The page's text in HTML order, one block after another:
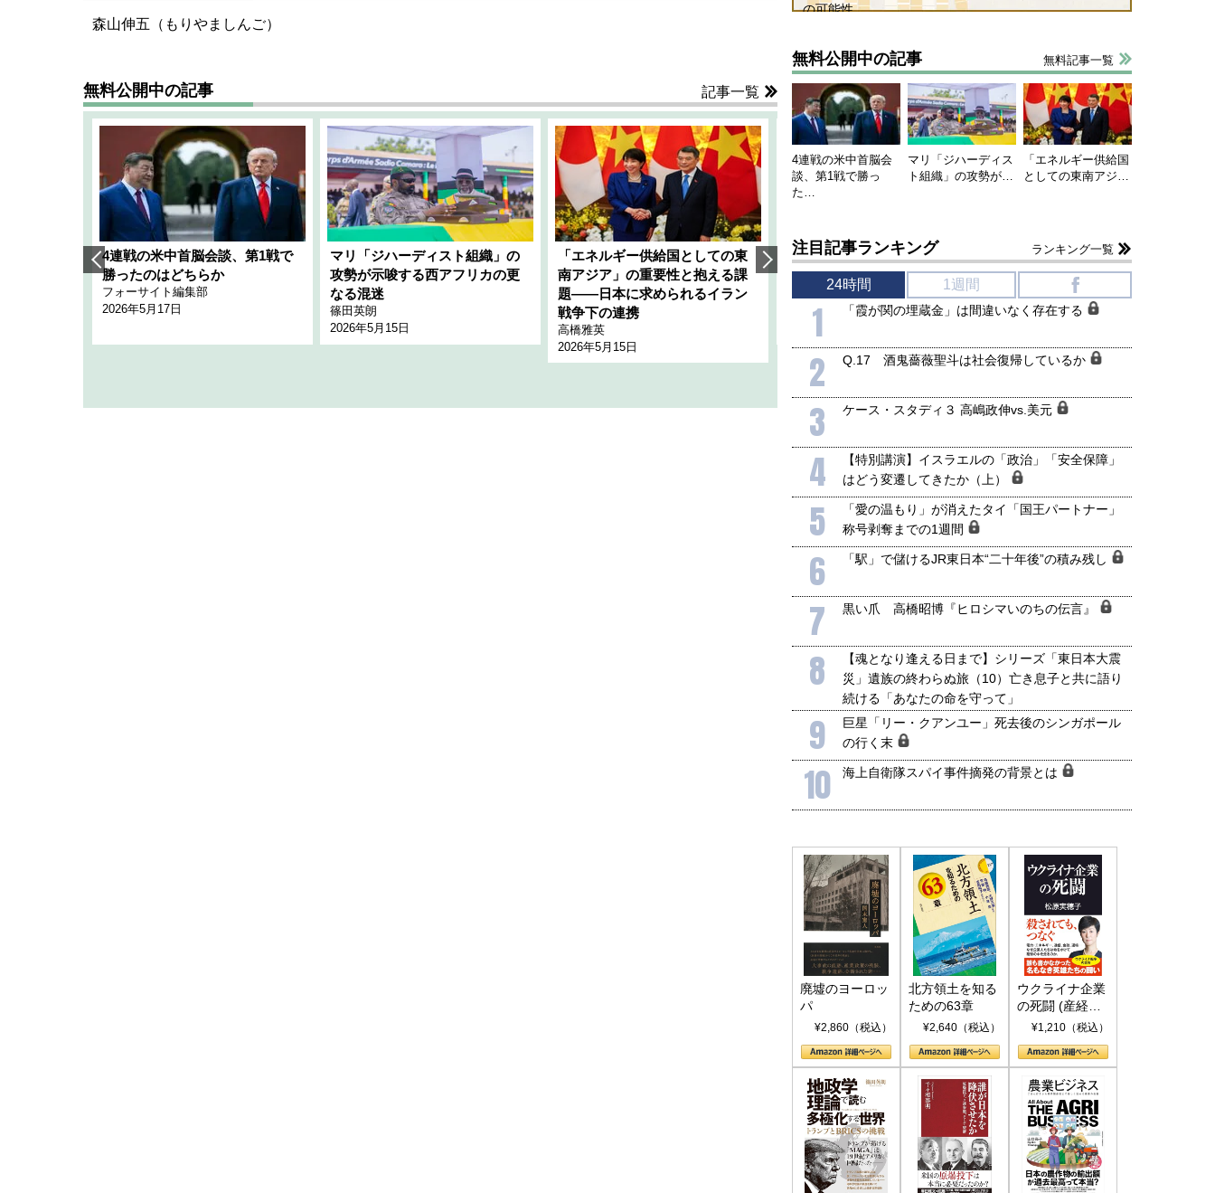
森山伸五（もりやましんご）
無料公開中の記事 記事一覧
4連戦の米中首脳会談、第1戦で
勝ったのはどちらか
フォーサイト編集部
2026年5月17日
マリ「ジハーディスト組織」の
攻勢が示唆する西アフリカの更
なる混迷
篠田英朗
2026年5月15日
「エネルギー供給国としての東
南アジア」の重要性と抱える課
題――日本に求められるイラン
戦争下の連携
高橋雅英
2026年5月15日
韓国にも理解してほしい「極東
1905年体制」における日米韓安
全保障協力の意味
千々和泰明
ホルムズ海峡危機で加速したエ
ネルギー転換が「中国依存」に
行き着くリスク
小山堅
の可能性
無料公開中の記事 無料記事一覧
4連戦の米中首脳会
談、第1戦で勝っ
た…
マリ「ジハーディス
ト組織」の攻勢が…
「エネルギー供給国
としての東南アジ…
注目記事ランキング ランキング一覧
24時間 1週間
1 「霞が関の埋蔵金」は間違いなく存在する
2 Q.17 酒鬼薔薇聖斗は社会復帰しているか
3 ケース・スタディ３ 高嶋政伸vs.美元
4
【特別講演】イスラエルの「政治」「安全保障」
はどう変遷してきたか（上）
5
「愛の温もり」が消えたタイ「国王パートナー」
称号剥奪までの1週間
6 「駅」で儲けるJR東日本“二十年後”の積み残し
7 黒い爪 高橋昭博『ヒロシマいのちの伝言』
8
【魂となり逢える日まで】シリーズ「東日本大震
災」遺族の終わらぬ旅（10）亡き息子と共に語り
続ける「あなたの命を守って」
9
巨星「リー・クアンユー」死去後のシンガポール
の行く末
10 海上自衛隊スパイ事件摘発の背景とは
廃墟のヨーロッ
パ
¥2,860（税込）
北方領土を知る
ための63章
¥2,640（税込）
ウクライナ企業
の死闘 (産経セ
レクト S 039)
¥1,210（税込）